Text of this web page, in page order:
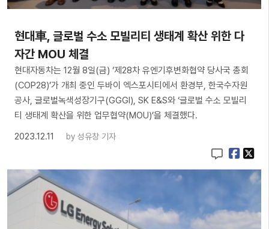
현대車, 글로벌 수소 모빌리티 생태계 확산 위한 다
자간 MOU 체결
현대자동차는 12월 8일(금) ‘제28차 유엔기후변화협약 당사국 총회
(COP28)’가 개최 중인 두바이 엑스포시티에서 환경부, 한국수자원
공사, 글로벌녹색성장기구(GGGI), SK E&S와 ‘글로벌 수소 모빌리
티 생태계 확산을 위한 업무협약(MOU)’을 체결했다.
2023.12.11
by 성유창 기자